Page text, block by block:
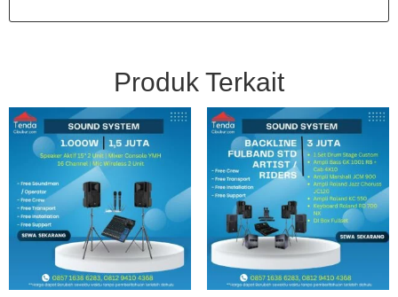
Produk Terkait